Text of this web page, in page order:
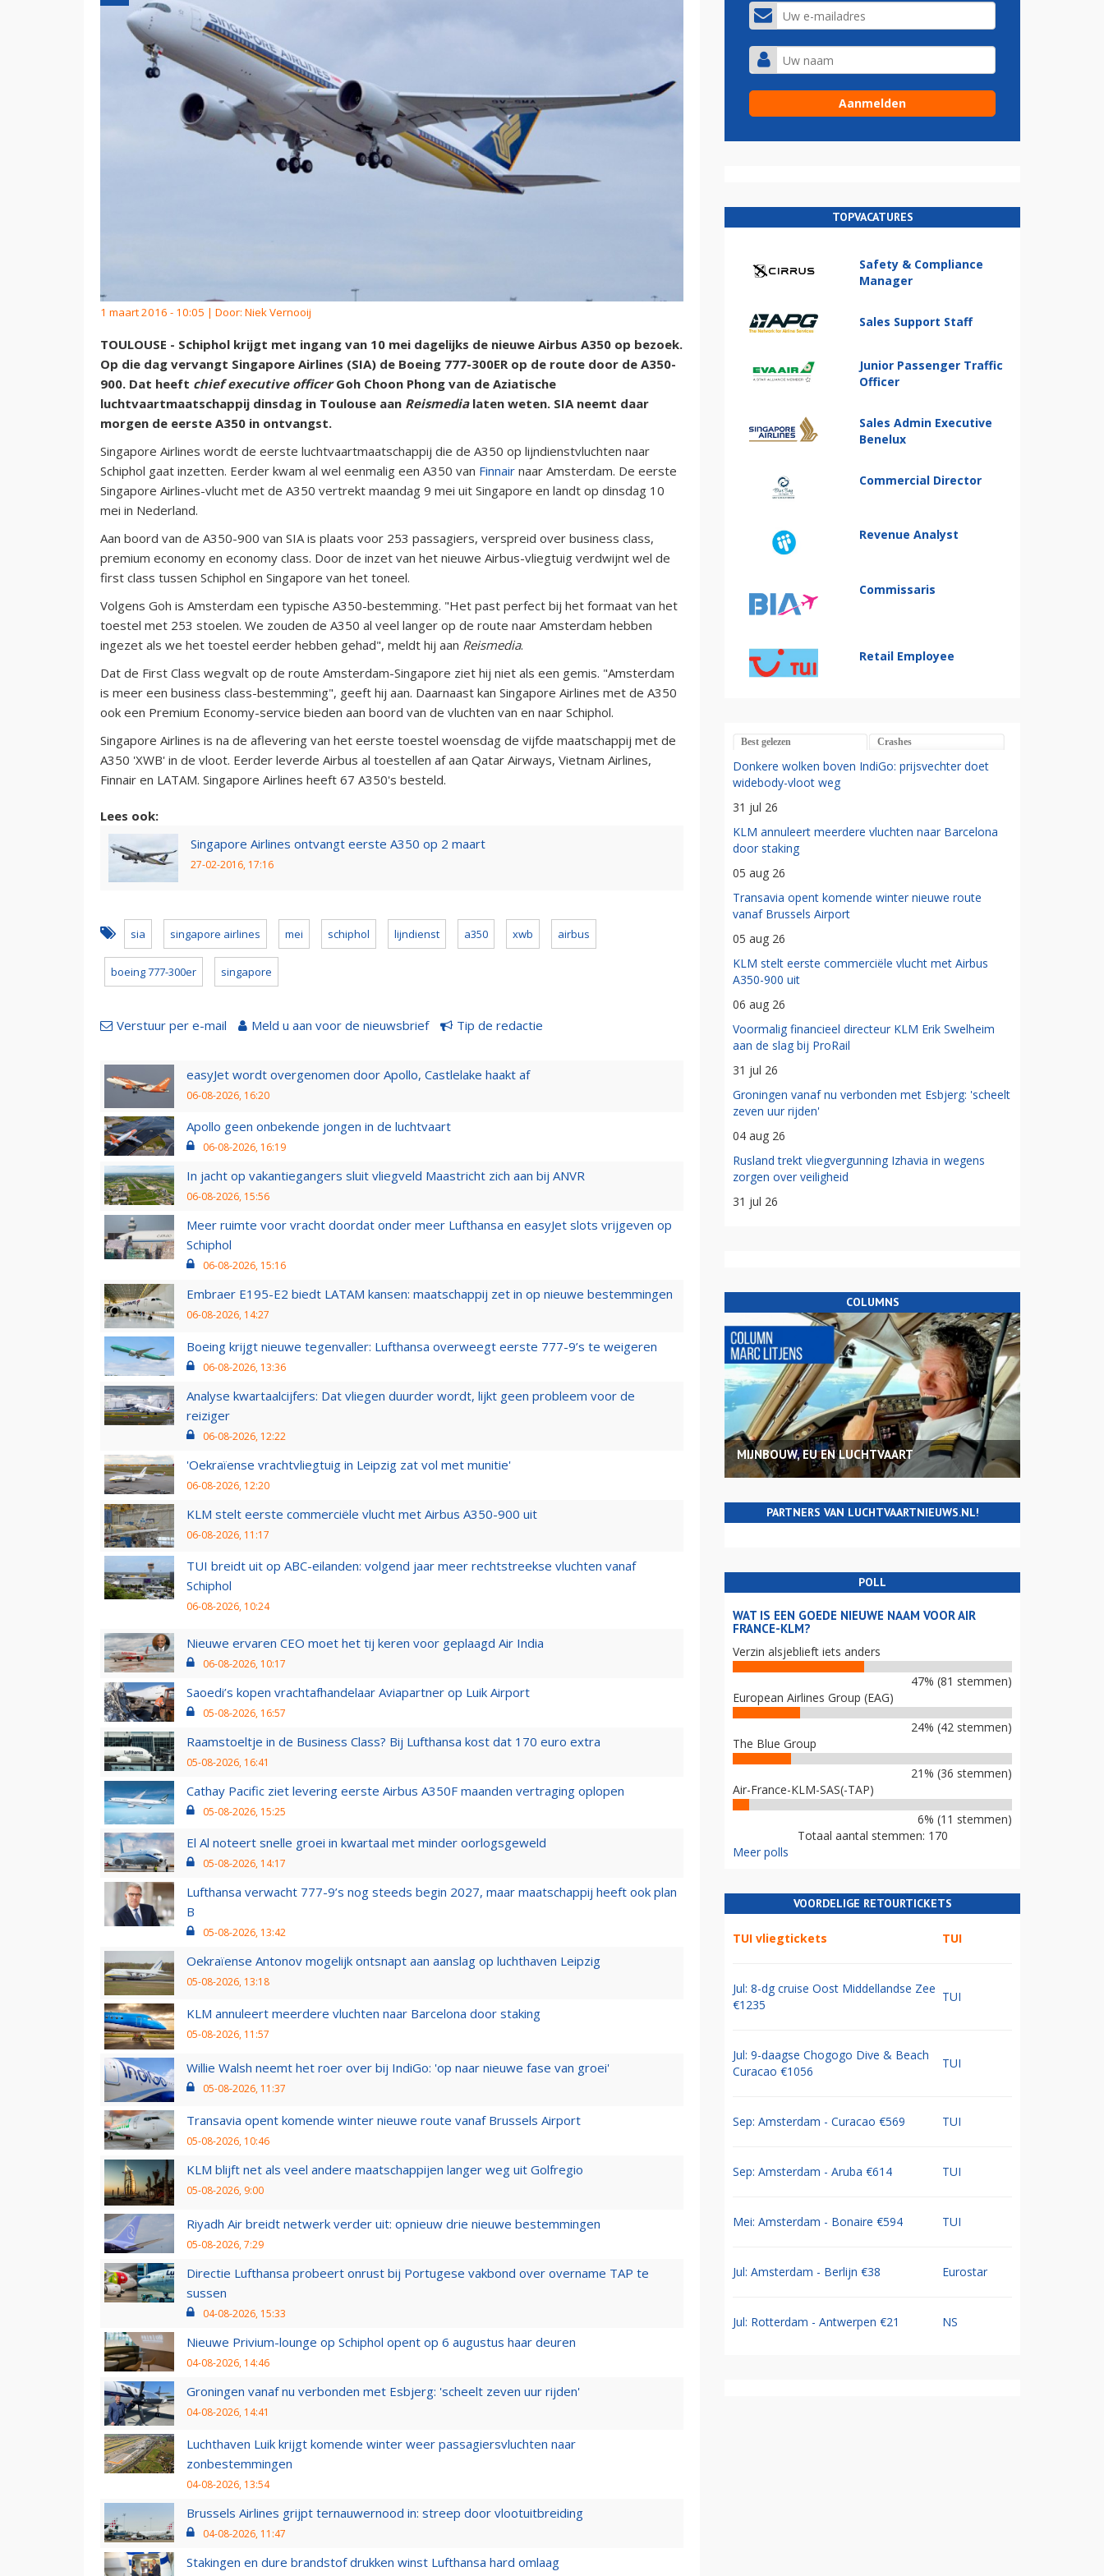
1 maart 2016 - 10:05 | Door: Niek Vernooij
TOULOUSE - Schiphol krijgt met ingang van 10 mei dagelijks de nieuwe Airbus A350 op bezoek.
Op die dag vervangt Singapore Airlines (SIA) de Boeing 777-300ER op de route door de A350-
900. Dat heeft chief executive officerGoh Choon Phong van de Aziatische
luchtvaartmaatschappij dinsdag in Toulouse aan Reismedialaten weten. SIA neemt daar
morgen de eerste A350 in ontvangst.
Singapore Airlines wordt de eerste luchtvaartmaatschappij die de A350 op lijndienstvluchten naar
Schiphol gaat inzetten. Eerder kwam al wel eenmalig een A350 van Finnair naar Amsterdam. De eerste
Singapore Airlines-vlucht met de A350 vertrekt maandag 9 mei uit Singapore en landt op dinsdag 10
mei in Nederland.
Aan boord van de A350-900 van SIA is plaats voor 253 passagiers, verspreid over business class,
premium economy en economy class. Door de inzet van het nieuwe Airbus-vliegtuig verdwijnt wel de
first class tussen Schiphol en Singapore van het toneel.
Volgens Goh is Amsterdam een typische A350-bestemming. "Het past perfect bij het formaat van het
toestel met 253 stoelen. We zouden de A350 al veel langer op de route naar Amsterdam hebben
ingezet als we het toestel eerder hebben gehad", meldt hij aan Reismedia.
Dat de First Class wegvalt op de route Amsterdam-Singapore ziet hij niet als een gemis. "Amsterdam
is meer een business class-bestemming", geeft hij aan. Daarnaast kan Singapore Airlines met de A350
ook een Premium Economy-service bieden aan boord van de vluchten van en naar Schiphol.
Singapore Airlines is na de aflevering van het eerste toestel woensdag de vijfde maatschappij met de
A350 'XWB' in de vloot. Eerder leverde Airbus al toestellen af aan Qatar Airways, Vietnam Airlines,
Finnair en LATAM. Singapore Airlines heeft 67 A350's besteld.
Lees ook:
Singapore Airlines ontvangt eerste A350 op 2 maart
27-02-2016, 17:16
sia singapore airlines mei schiphol lijndienst a350 xwb airbus
boeing 777-300er singapore
Verstuur per e-mail Meld u aan voor de nieuwsbrief Tip de redactie
easyJet wordt overgenomen door Apollo, Castlelake haakt af
06-08-2026, 16:20
Apollo geen onbekende jongen in de luchtvaart
06-08-2026, 16:19
In jacht op vakantiegangers sluit vliegveld Maastricht zich aan bij ANVR
06-08-2026, 15:56
Meer ruimte voor vracht doordat onder meer Lufthansa en easyJet slots vrijgeven op
Schiphol
06-08-2026, 15:16
Embraer E195-E2 biedt LATAM kansen: maatschappij zet in op nieuwe bestemmingen
06-08-2026, 14:27
Boeing krijgt nieuwe tegenvaller: Lufthansa overweegt eerste 777-9’s te weigeren
06-08-2026, 13:36
Analyse kwartaalcijfers: Dat vliegen duurder wordt, lijkt geen probleem voor de
reiziger
06-08-2026, 12:22
'Oekraïense vrachtvliegtuig in Leipzig zat vol met munitie'
06-08-2026, 12:20
KLM stelt eerste commerciële vlucht met Airbus A350-900 uit
06-08-2026, 11:17
TUI breidt uit op ABC-eilanden: volgend jaar meer rechtstreekse vluchten vanaf
Schiphol
06-08-2026, 10:24
Nieuwe ervaren CEO moet het tij keren voor geplaagd Air India
06-08-2026, 10:17
Saoedi’s kopen vrachtafhandelaar Aviapartner op Luik Airport
05-08-2026, 16:57
Raamstoeltje in de Business Class? Bij Lufthansa kost dat 170 euro extra
05-08-2026, 16:41
Cathay Pacific ziet levering eerste Airbus A350F maanden vertraging oplopen
05-08-2026, 15:25
El Al noteert snelle groei in kwartaal met minder oorlogsgeweld
05-08-2026, 14:17
Lufthansa verwacht 777-9’s nog steeds begin 2027, maar maatschappij heeft ook plan
B
05-08-2026, 13:42
Oekraïense Antonov mogelijk ontsnapt aan aanslag op luchthaven Leipzig
05-08-2026, 13:18
KLM annuleert meerdere vluchten naar Barcelona door staking
05-08-2026, 11:57
Willie Walsh neemt het roer over bij IndiGo: 'op naar nieuwe fase van groei'
05-08-2026, 11:37
Transavia opent komende winter nieuwe route vanaf Brussels Airport
05-08-2026, 10:46
KLM blijft net als veel andere maatschappijen langer weg uit Golfregio
05-08-2026, 9:00
Riyadh Air breidt netwerk verder uit: opnieuw drie nieuwe bestemmingen
05-08-2026, 7:29
Directie Lufthansa probeert onrust bij Portugese vakbond over overname TAP te
sussen
04-08-2026, 15:33
Nieuwe Privium-lounge op Schiphol opent op 6 augustus haar deuren
04-08-2026, 14:46
Groningen vanaf nu verbonden met Esbjerg: 'scheelt zeven uur rijden'
04-08-2026, 14:41
Luchthaven Luik krijgt komende winter weer passagiersvluchten naar
zonbestemmingen
04-08-2026, 13:54
Brussels Airlines grijpt ternauwernood in: streep door vlootuitbreiding
04-08-2026, 11:47
Stakingen en dure brandstof drukken winst Lufthansa hard omlaag
TOPVACATURES
Safety & Compliance
Manager
Sales Support Staff
Junior Passenger Traffic
Officer
Sales Admin Executive
Benelux
Commercial Director
Revenue Analyst
Commissaris
Retail Employee
Best gelezen Crashes
Donkere wolken boven IndiGo: prijsvechter doet
widebody-vloot weg
31 jul 26
KLM annuleert meerdere vluchten naar Barcelona
door staking
05 aug 26
Transavia opent komende winter nieuwe route
vanaf Brussels Airport
05 aug 26
KLM stelt eerste commerciële vlucht met Airbus
A350-900 uit
06 aug 26
Voormalig financieel directeur KLM Erik Swelheim
aan de slag bij ProRail
31 jul 26
Groningen vanaf nu verbonden met Esbjerg: 'scheelt
zeven uur rijden'
04 aug 26
Rusland trekt vliegvergunning Izhavia in wegens
zorgen over veiligheid
31 jul 26
COLUMNS
MIJNBOUW, EU EN LUCHTVAART
PARTNERS VAN LUCHTVAARTNIEUWS.NL!
POLL
WAT IS EEN GOEDE NIEUWE NAAM VOOR AIR
FRANCE-KLM?
Verzin alsjeblieft iets anders
47% (81 stemmen)
European Airlines Group (EAG)
24% (42 stemmen)
The Blue Group
21% (36 stemmen)
Air-France-KLM-SAS(-TAP)
6% (11 stemmen)
Totaal aantal stemmen: 170
Meer polls
VOORDELIGE RETOURTICKETS
TUI vliegtickets TUI
Jul: 8-dg cruise Oost Middellandse Zee
€1235
TUI
Jul: 9-daagse Chogogo Dive & Beach
Curacao €1056
TUI
Sep: Amsterdam - Curacao €569 TUI
Sep: Amsterdam - Aruba €614 TUI
Mei: Amsterdam - Bonaire €594 TUI
Jul: Amsterdam - Berlijn €38 Eurostar
Jul: Rotterdam - Antwerpen €21 NS